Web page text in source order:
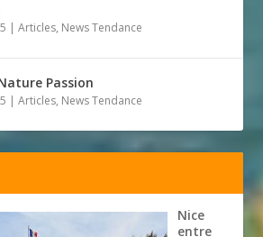
|Articles, News Tendance
Passion
|Articles, News Tendance
Nice
entre